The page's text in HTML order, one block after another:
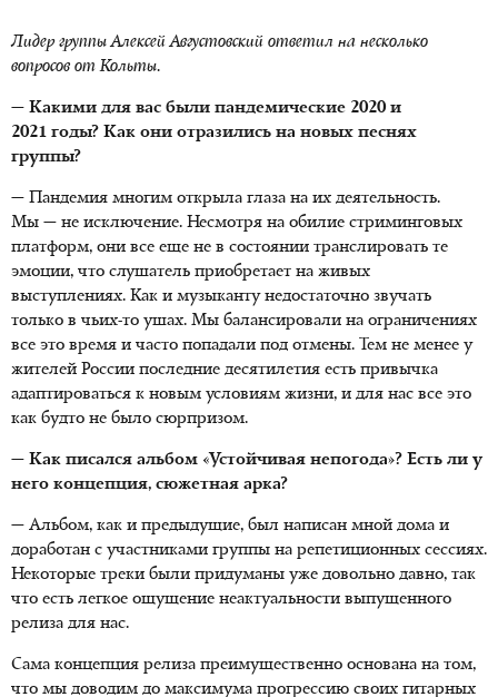
Лидер группы Алексей Августовский ответил на несколько
вопросов от Кольты.
— Какими для вас были пандемические 2020 и
2021 годы? Как они отразились на новых песнях
группы?
— Пандемия многим открыла глаза на их деятельность.
Мы — не исключение. Несмотря на обилие стриминговых
платформ, они все еще не в состоянии транслировать те
эмоции, что слушатель приобретает на живых
выступлениях. Как и музыканту недостаточно звучать
только в чьих-то ушах. Мы балансировали на ограничениях
все это время и часто попадали под отмены. Тем не менее у
жителей России последние десятилетия есть привычка
адаптироваться к новым условиям жизни, и для нас все это
как будто не было сюрпризом.
— Как писался альбом «Устойчивая непогода»? Есть ли у
него концепция, сюжетная арка?
— Альбом, как и предыдущие, был написан мной дома и
доработан с участниками группы на репетиционных сессиях.
Некоторые треки были придуманы уже довольно давно, так
что есть легкое ощущение неактуальности выпущенного
релиза для нас.
Сама концепция релиза преимущественно основана на том,
что мы доводим до максимума прогрессию своих гитарных